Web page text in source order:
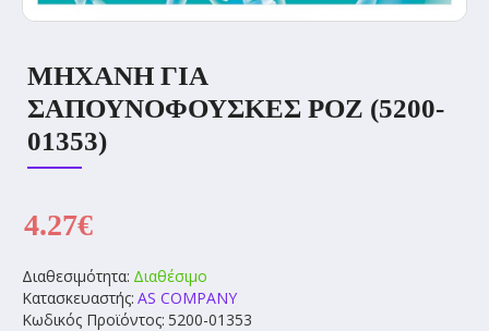
ΜΗΧΑΝΉ ΓΙΑ
ΣΑΠΟΥΝΌΦΟΥΣΚΕΣ ΡΟΖ (5200-
01353)
Διαθεσιμότητα: Διαθέσιμο
Κατασκευαστής: AS COMPANY
Κωδικός Προϊόντος: 5200-01353
4.27€